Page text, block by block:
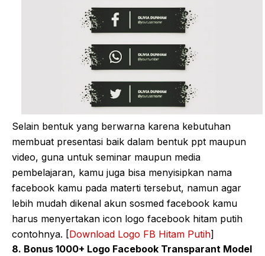
Selain bentuk yang berwarna karena kebutuhan
membuat presentasi baik dalam bentuk ppt maupun
video, guna untuk seminar maupun media
pembelajaran, kamu juga bisa menyisipkan nama
facebook kamu pada materti tersebut, namun agar
lebih mudah dikenal akun sosmed facebook kamu
harus menyertakan icon logo facebook hitam putih
contohnya. [Download Logo FB Hitam Putih]
8. Bonus 1000+ Logo Facebook Transparant Model